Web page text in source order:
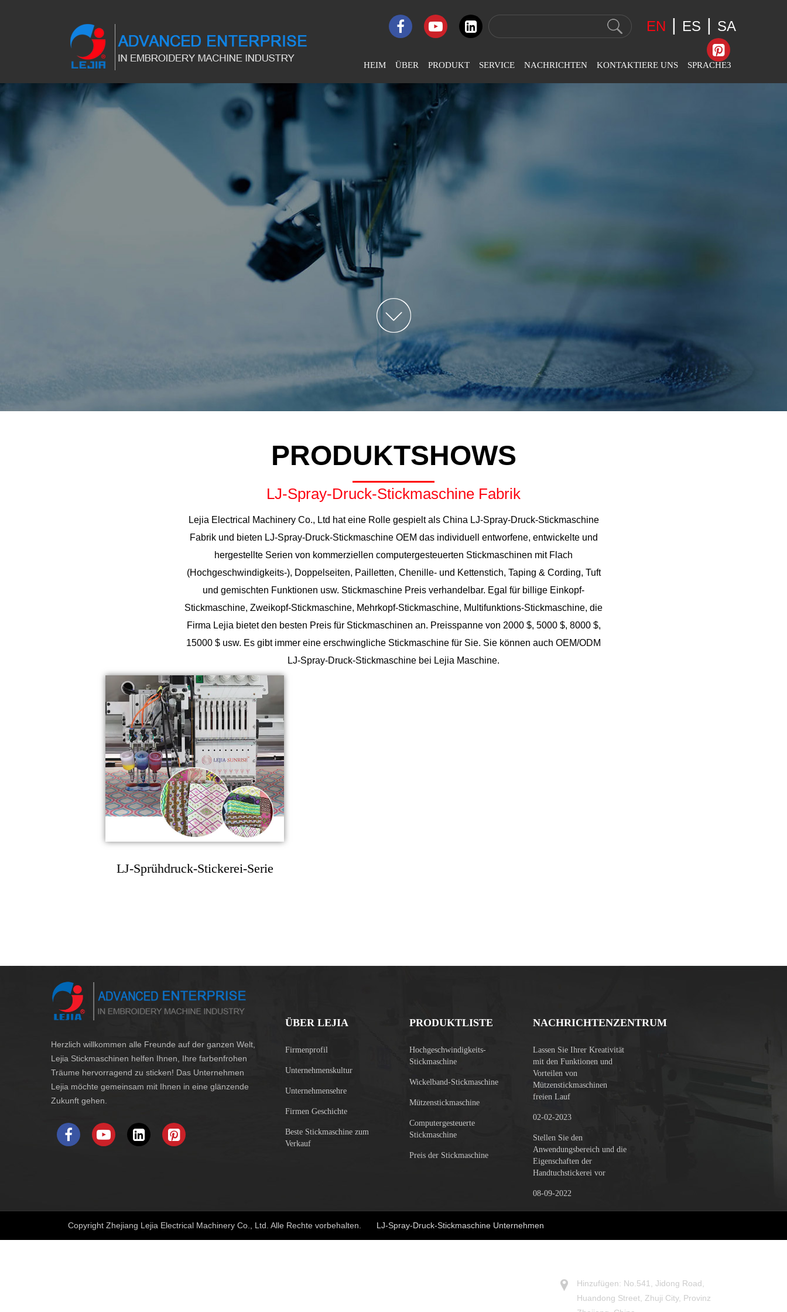
EN | ES | SA
HEIM ÜBER
Firmenprofil
Unternehmenskultur
Firmenehre
Entwicklungsgeschichte
PRODUKT
LJ-Flat
Stickmaschine
LJ-Hochgeschwindigkeits-
Stickmaschine
Kettenstich-Stickmaschine
LJ-Multifunktions-Mixed-
LJ-Cap/T-Shirt
Schlauchstickmaschine
LJ-Spray-Druck-
Stickmaschine
SERVICE NACHRICHTEN KONTAKTIERE UNS SPRACHE3
Deutsch
Nederlands
বাংলা
ไทย
PRODUKTSHOWS
LJ-Spray-Druck-Stickmaschine Fabrik
Lejia Electrical Machinery Co., Ltd hat eine Rolle gespielt als China LJ-Spray-Druck-Stickmaschine
Fabrikund bieten LJ-Spray-Druck-Stickmaschine OEM das individuell entworfene, entwickelte und
hergestellte Serien von kommerziellen computergesteuerten Stickmaschinen mit Flach
(Hochgeschwindigkeits-), Doppelseiten, Pailletten, Chenille- und Kettenstich, Taping & Cording, Tuft
und gemischten Funktionen usw. Stickmaschine Preis verhandelbar. Egal für billige Einkopf-
Stickmaschine, Zweikopf-Stickmaschine, Mehrkopf-Stickmaschine, Multifunktions-Stickmaschine, die
Firma Lejia bietet den besten Preis für Stickmaschinen an. Preisspanne von 2000 $, 5000 $, 8000 $,
15000 $ usw. Es gibt immer eine erschwingliche Stickmaschine für Sie. Sie können auch OEM/ODM
LJ-Spray-Druck-Stickmaschine bei Lejia Maschine.
LJ-Sprühdruck-Stickerei-Serie
Herzlich willkommen alle Freunde auf der ganzen Welt,
Lejia Stickmaschinen helfen Ihnen, Ihre farbenfrohen
Träume hervorragend zu sticken! Das Unternehmen
Lejia möchte gemeinsam mit Ihnen in eine glänzende
Zukunft gehen.
ÜBER LEJIA
Firmenprofil
Unternehmenskultur
Unternehmensehre
Firmen Geschichte
Beste Stickmaschine zum
Verkauf
PRODUKTLISTE
Hochgeschwindigkeits-
Stickmaschine
Wickelband-Stickmaschine
Mützenstickmaschine
Computergesteuerte
Stickmaschine
Preis der Stickmaschine
NACHRICHTENZENTRUM
Lassen Sie Ihrer Kreativität
mit den Funktionen und
Vorteilen von
Mützenstickmaschinen
freien Lauf
02-02-2023
Stellen Sie den
Anwendungsbereich und die
Eigenschaften der
Handtuchstickerei vor
08-09-2022
Hinzufügen: No.541, Jidong Road,
Huandong Street, Zhuji City, Provinz
Copyright Zhejiang Lejia Electrical Machinery Co., Ltd. Alle Rechte vorbehalten. LJ-Spray-Druck-Stickmaschine Unternehmen